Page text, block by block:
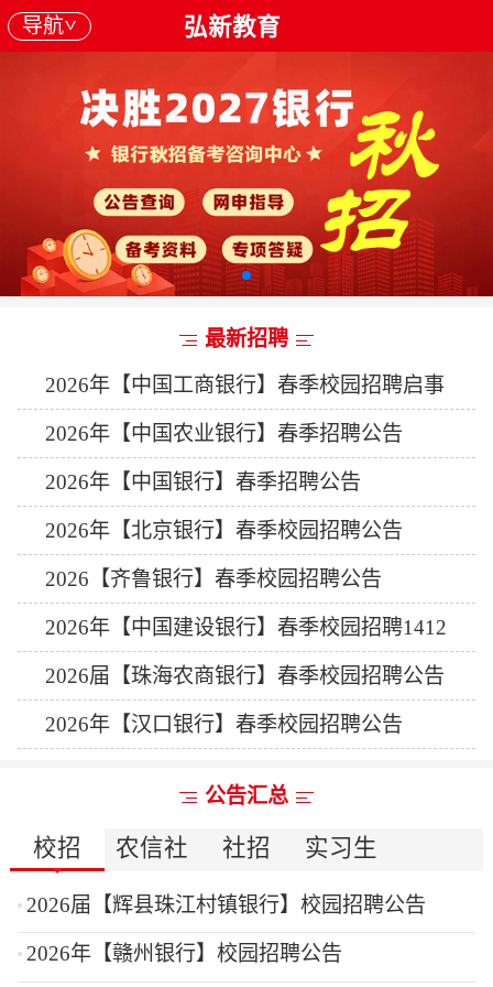
导航 弘新教育
最新招聘
2026年【中国工商银行】春季校园招聘启事
2026年【中国农业银行】春季招聘公告
2026年【中国银行】春季招聘公告
2026年【北京银行】春季校园招聘公告
2026【齐鲁银行】春季校园招聘公告
2026年【中国建设银行】春季校园招聘1412
人公告
2026届【珠海农商银行】春季校园招聘公告
2026年【汉口银行】春季校园招聘公告
公告汇总
校招 农信社 社招 实习生
2026届【辉县珠江村镇银行】校园招聘公告
2026年【赣州银行】校园招聘公告